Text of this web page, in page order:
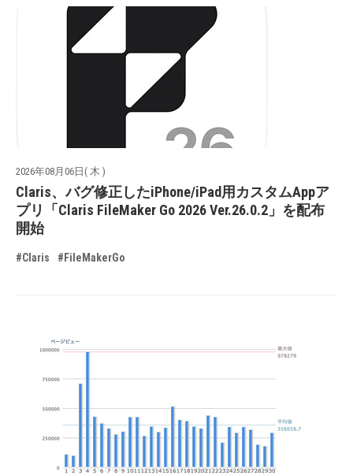
2026年08月06日( 木 )
Claris、バグ修正したiPhone/iPad用カスタムAppア
プリ「Claris FileMaker Go 2026 Ver.26.0.2」を配布
開始
#Claris #FileMakerGo